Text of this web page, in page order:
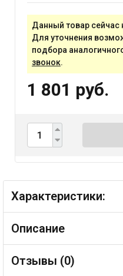
Данный товар сейчас
Для уточнения
подбора
звонок.
1 801 руб.
Характеристики:
Описание
Отзывы (0)